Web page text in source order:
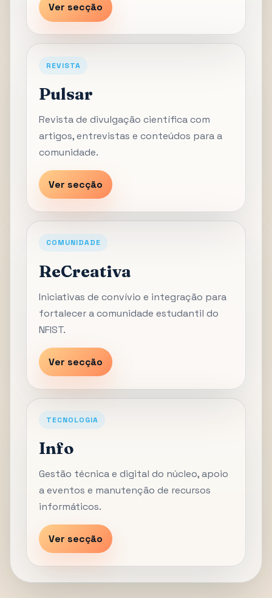
Ver secção
REVISTA
Pulsar
Revista de divulgação científica com
artigos, entrevistas e conteúdos para a
comunidade.
Ver secção
COMUNIDADE
ReCreativa
Iniciativas de convívio e integração para
fortalecer a comunidade estudantil do
NFIST.
Ver secção
TECNOLOGIA
Info
Gestão técnica e digital do núcleo, apoio
a eventos e manutenção de recursos
informáticos.
Ver secção